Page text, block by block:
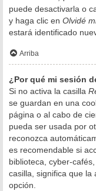
puede desactivarla o
y haga clic en Olvidé
estará identificado
Arriba
¿Por qué mi sesión
Si no activa la casilla
se guardan en una
página o al cabo de
pueda ser usada por
reconozca
es recomendable si
biblioteca, cyber-
casilla, significa que la
opción.